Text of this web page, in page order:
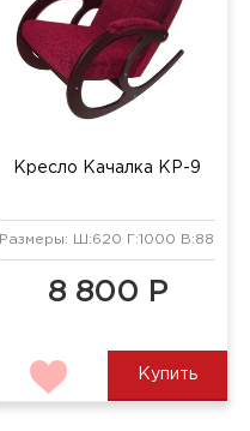
Кресло Качалка КР-9
Размеры: Ш:620 Г:1000 В:880 мм
8 800 Р
Купить